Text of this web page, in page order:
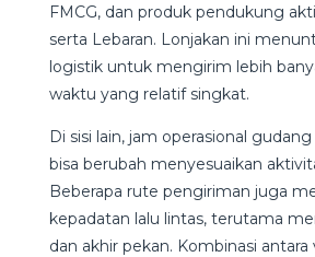
FMCG, dan produk pendukung
serta Lebaran. Lonjakan ini
logistik untuk mengirim lebih
waktu yang relatif singkat.
Di sisi lain, jam operasional
bisa berubah menyesuaikan
Beberapa rute pengiriman juga
kepadatan lalu lintas, terutama
dan akhir pekan. Kombinasi